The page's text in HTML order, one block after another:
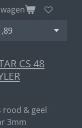
CS 48
rood & geel
3mm